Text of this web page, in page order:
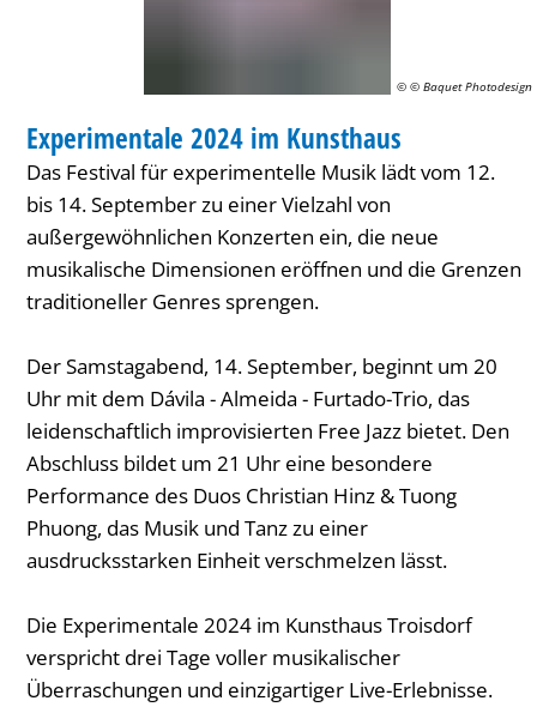
© © Baquet Photodesign
KATEGORIE: MUSIK
Experimentale 2024 im Kunsthaus
Das Festival für experimentelle Musik lädt vom 12.
bis 14. September zu einer Vielzahl von
außergewöhnlichen Konzerten ein, die neue
musikalische Dimensionen eröffnen und die Grenzen
traditioneller Genres sprengen.
Der Samstagabend, 14. September, beginnt um 20
Uhr mit dem Dávila - Almeida - Furtado-Trio, das
leidenschaftlich improvisierten Free Jazz bietet. Den
Abschluss bildet um 21 Uhr eine besondere
Performance des Duos Christian Hinz & Tuong
Phuong, das Musik und Tanz zu einer
ausdrucksstarken Einheit verschmelzen lässt.
Die Experimentale 2024 im Kunsthaus Troisdorf
verspricht drei Tage voller musikalischer
Überraschungen und einzigartiger Live-Erlebnisse.